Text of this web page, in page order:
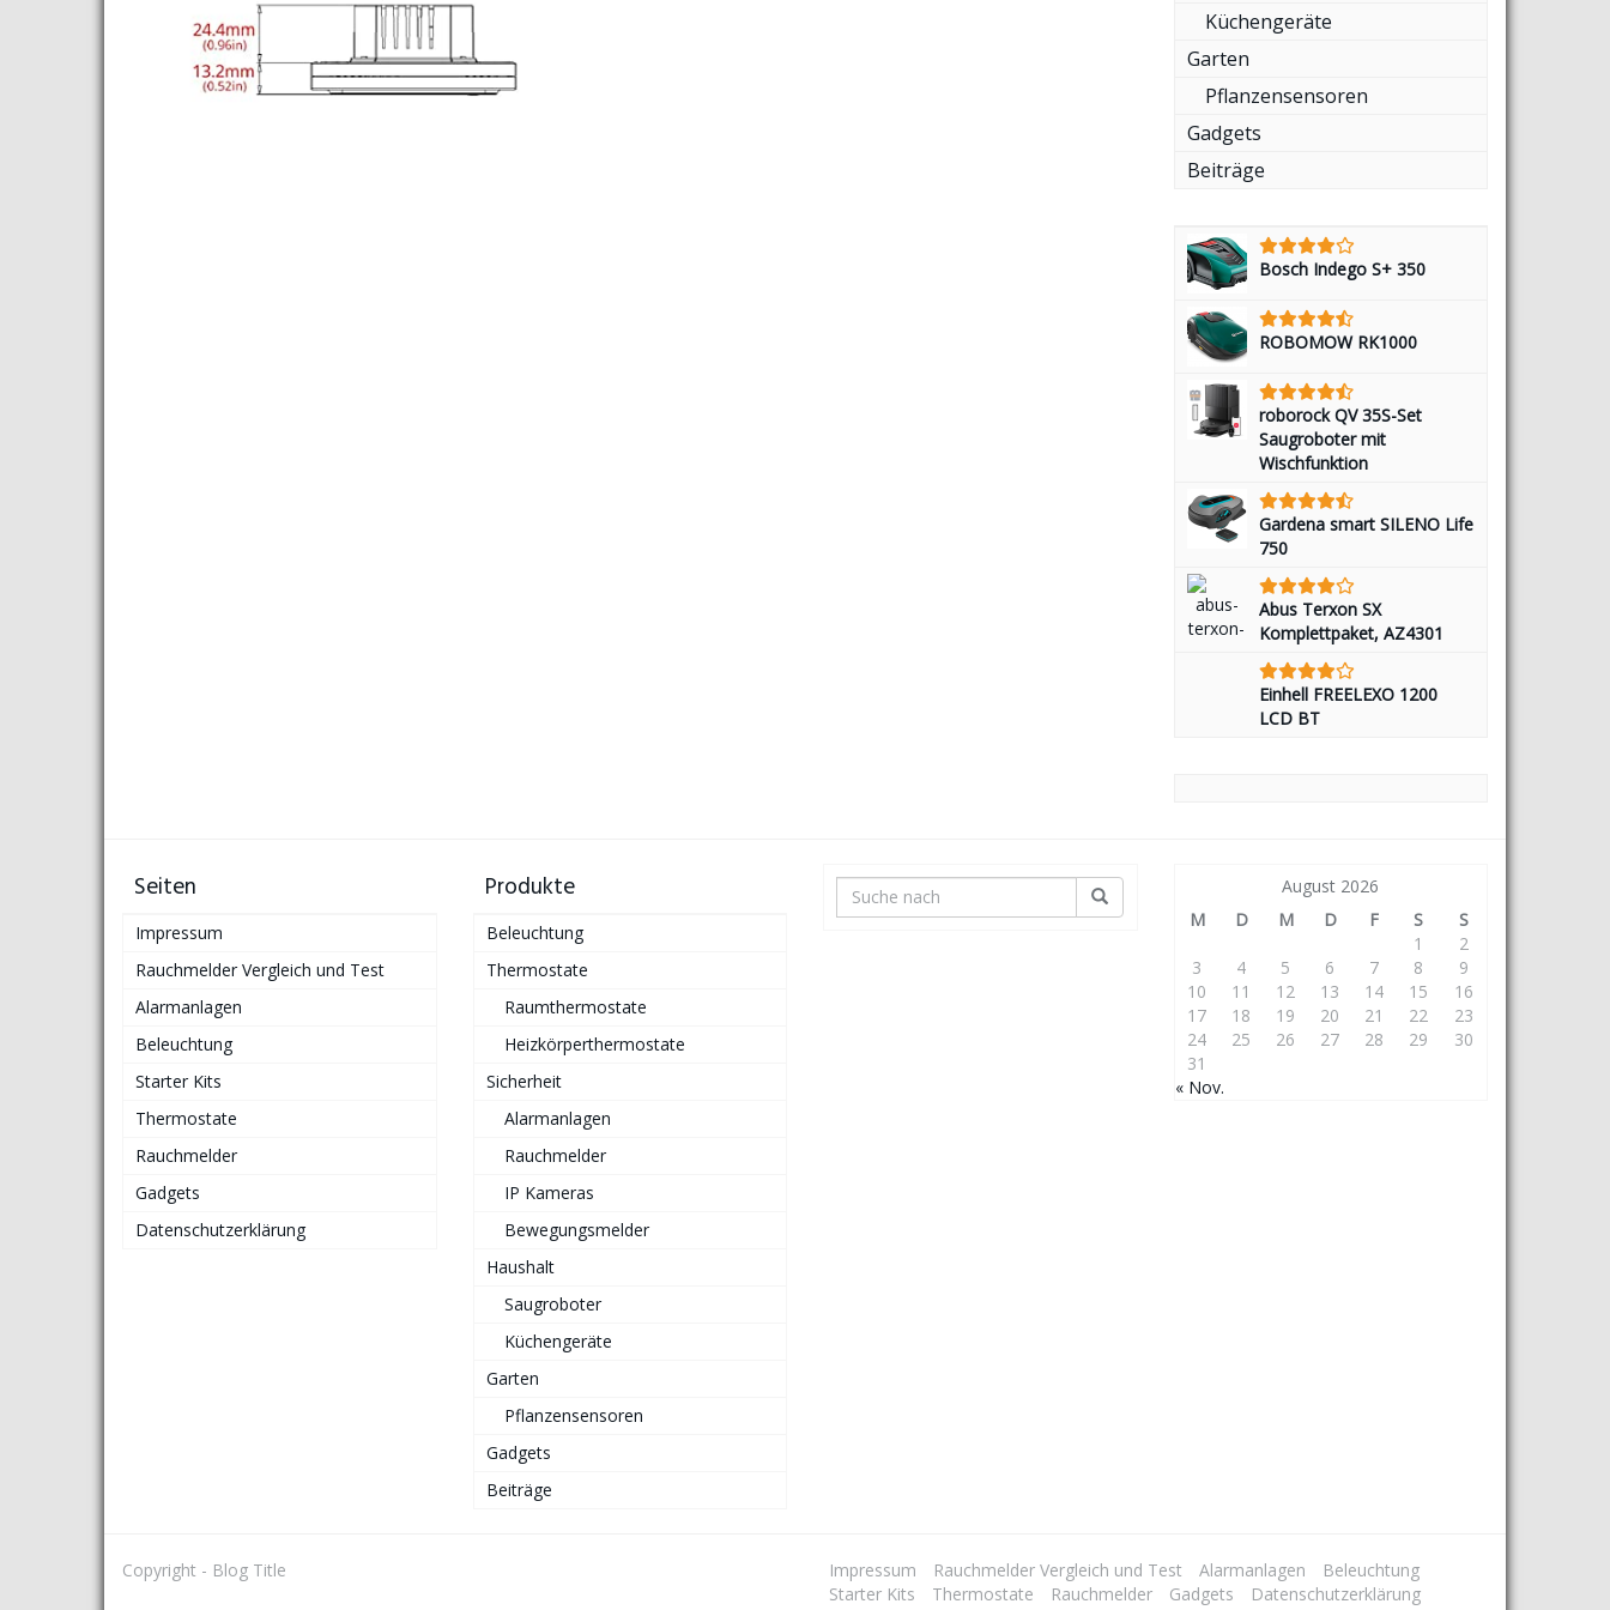
Küchengeräte
Garten
Pflanzensensoren
Gadgets
Beiträge
Bosch Indego S+ 350
ROBOMOW RK1000
roborock QV 35S-Set
Saugroboter mit
Wischfunktion
Gardena smart SILENO Life
750
Abus Terxon SX
Komplettpaket, AZ4301
Einhell FREELEXO 1200
LCD BT
Seiten
Impressum
Rauchmelder Vergleich und Test
Alarmanlagen
Beleuchtung
Starter Kits
Thermostate
Rauchmelder
Gadgets
Datenschutzerklärung
Produkte
Beleuchtung
Thermostate
Raumthermostate
Heizkörperthermostate
Sicherheit
Alarmanlagen
Rauchmelder
IP Kameras
Bewegungsmelder
Haushalt
Saugroboter
Küchengeräte
Garten
Pflanzensensoren
Gadgets
Beiträge
August 2026
M
D M D F S
S
1
2
3
4 5 6 7 8
9
10
11 12 13 14 15
16
17
18 19 20 21 22
23
24
25 26 27 28 29
30
31
« Nov.
Copyright - Blog Title Impressum Rauchmelder Vergleich und Test Alarmanlagen
Beleuchtung
Starter Kits
Thermostate Rauchmelder Gadgets Datenschutzerklärung